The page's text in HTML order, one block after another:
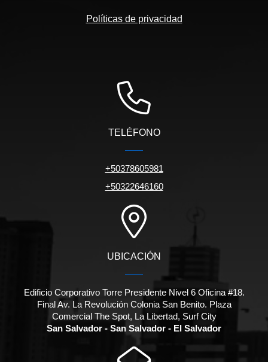
Políticas de privacidad
TELÉFONO
+50378605981
+50322646160
UBICACIÓN
Edificio Corporativo Torre Presidente Nivel 6 Oficina #18.
Final Av. La Revolución Colonia San Benito. Plaza
Comercial The Spot, La Libertad, Surf City
San Salvador - San Salvador - El Salvador